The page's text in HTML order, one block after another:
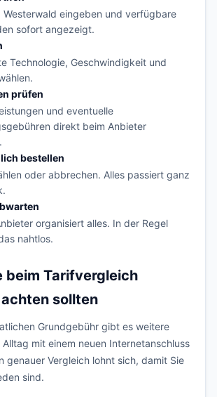
Westerwald eingeben und verfügbare
sofort angezeigt.
Technologie, Geschwindigkeit und
prüfen
und eventuelle
direkt beim Anbieter
bestellen
oder abbrechen. Alles passiert ganz
organisiert alles. In der Regel
nahtlos.
beim Tarifvergleich
sollten
Grundgebühr gibt es weitere
mit einem neuen Internetanschluss
genauer Vergleich lohnt sich, damit Sie
sind.